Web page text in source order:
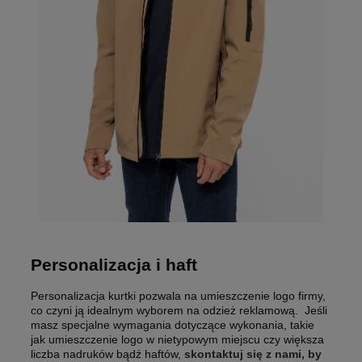
Personalizacja i haft
Personalizacja kurtki pozwala na umieszczenie logo firmy,
co czyni ją idealnym wyborem na odzież reklamową. Jeśli
masz specjalne wymagania dotyczące wykonania, takie
jak umieszczenie logo w nietypowym miejscu czy większa
liczba nadruków bądź haftów, skontaktuj się z nami, by